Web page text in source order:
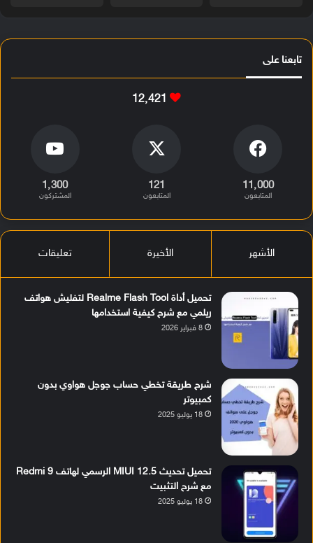
تابعنا على
12٬421
11٬000
المتابعون
121
المتابعون
1٬300
المشتركون
الأشهر الأخيرة تعليقات
تحميل أداة Realme Flash Tool لتفليش هواتف
ريلمي مع شرح كيفية استخدامها
8 فبراير 2026
شرح طريقة تخطي حساب جوجل هواوي بدون
كمبيوتر
18 يوليو 2025
تحميل تحديث MIUI 12.5 الرسمي لهاتف Redmi 9
مع شرح التثبيت
18 يوليو 2025